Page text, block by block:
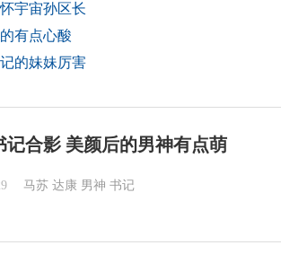
宇宙孙区长
有点心酸
的妹妹厉害
记合影 美颜后的男神有点萌
马苏 达康 男神 书记